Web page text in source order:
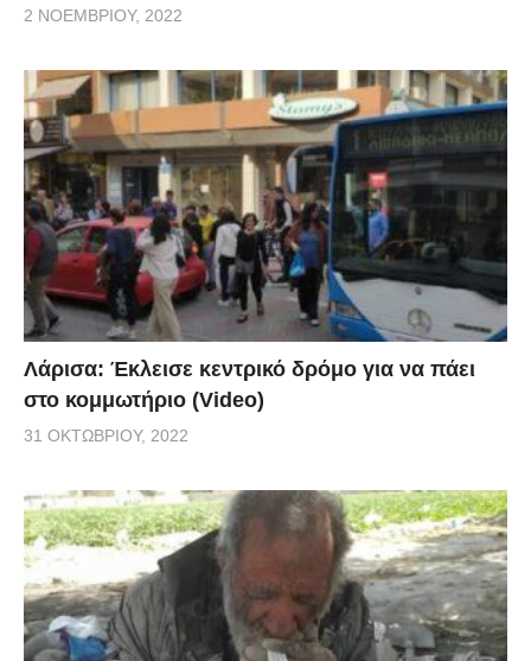
2 ΝΟΕΜΒΡΊΟΥ, 2022
Λάρισα: Έκλεισε κεντρικό δρόμο για να πάει
στο κομμωτήριο (Video)
31 ΟΚΤΩΒΡΊΟΥ, 2022